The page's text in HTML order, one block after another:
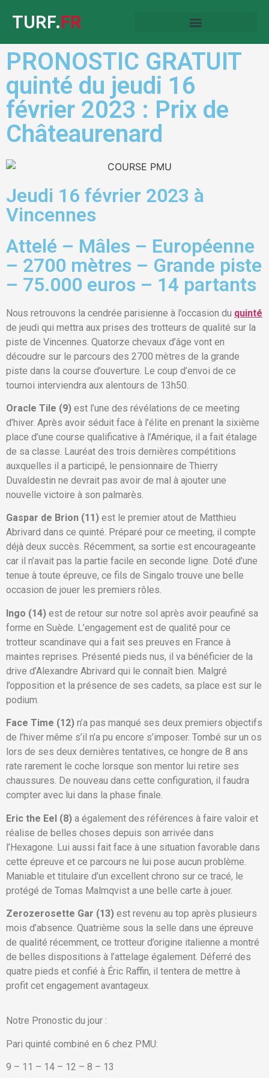
TURF.FR
PRONOSTIC GRATUIT
quinté du jeudi 16
février 2023 : Prix de
Châteaurenard
Jeudi 16 février 2023 à
Vincennes
Attelé – Mâles – Européenne
– 2700 mètres – Grande piste
– 75.000 euros – 14 partants
Nous retrouvons la cendrée parisienne à l’occasion du quinté
de jeudi qui mettra aux prises des trotteurs de qualité sur la
piste de Vincennes. Quatorze chevaux d’âge vont en
découdre sur le parcours des 2700 mètres de la grande
piste dans la course d’ouverture. Le coup d’envoi de ce
tournoi interviendra aux alentours de 13h50.
Oracle Tile (9) est l’une des révélations de ce meeting
d’hiver. Après avoir séduit face à l’élite en prenant la sixième
place d’une course qualificative à l’Amérique, il a fait étalage
de sa classe. Lauréat des trois dernières compétitions
auxquelles il a participé, le pensionnaire de Thierry
Duvaldestin ne devrait pas avoir de mal à ajouter une
nouvelle victoire à son palmarès.
Gaspar de Brion (11) est le premier atout de Matthieu
Abrivard dans ce quinté. Préparé pour ce meeting, il compte
déjà deux succès. Récemment, sa sortie est encourageante
car il n’avait pas la partie facile en seconde ligne. Doté d’une
tenue à toute épreuve, ce fils de Singalo trouve une belle
occasion de jouer les premiers rôles.
Ingo (14) est de retour sur notre sol après avoir peaufiné sa
forme en Suède. L’engagement est de qualité pour ce
trotteur scandinave qui a fait ses preuves en France à
maintes reprises. Présenté pieds nus, il va bénéficier de la
drive d’Alexandre Abrivard qui le connaît bien. Malgré
l’opposition et la présence de ses cadets, sa place est sur le
podium.
Face Time (12) n’a pas manqué ses deux premiers objectifs
de l’hiver même s’il n’a pu encore s’imposer. Tombé sur un os
lors de ses deux dernières tentatives, ce hongre de 8 ans
rate rarement le coche lorsque son mentor lui retire ses
chaussures. De nouveau dans cette configuration, il faudra
compter avec lui dans la phase finale.
Eric the Eel (8) a également des références à faire valoir et
réalise de belles choses depuis son arrivée dans
l’Hexagone. Lui aussi fait face à une situation favorable dans
cette épreuve et ce parcours ne lui pose aucun problème.
Maniable et titulaire d’un excellent chrono sur ce tracé, le
protégé de Tomas Malmqvist a une belle carte à jouer.
Zerozerosette Gar (13) est revenu au top après plusieurs
mois d’absence. Quatrième sous la selle dans une épreuve
de qualité récemment, ce trotteur d’origine italienne a montré
de belles dispositions à l’attelage également. Déferré des
quatre pieds et confié à Éric Raffin, il tentera de mettre à
profit cet engagement avantageux.
Notre Pronostic du jour :
Pari quinté combiné en 6 chez PMU:
9 – 11 – 14 – 12 – 8 – 13